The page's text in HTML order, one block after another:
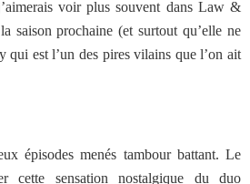
voir plus souvent dans Law &
saison prochaine (et surtout qu’elle ne
qui est l’un des pires vilains que l’on ait
épisodes menés tambour battant. Le
cette sensation nostalgique du duo